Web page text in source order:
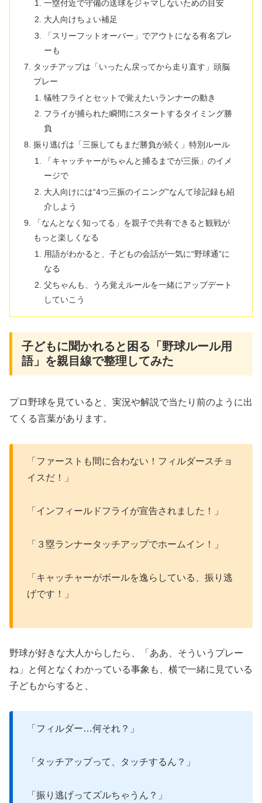
一塁付近で守備の送球をジャマしないための目安
大人向けちょい補足
「スリーフットオーバー」でアウトになる有名プレ
ーも
タッチアップは「いったん戻ってから走り直す」頭脳
プレー
犠牲フライとセットで覚えたいランナーの動き
フライが捕られた瞬間にスタートするタイミング勝
負
振り逃げは「三振してもまだ勝負が続く」特別ルール
「キャッチャーがちゃんと捕るまでが三振」のイメ
ージで
大人向けには“4つ三振のイニング”なんて珍記録も紹
介しよう
「なんとなく知ってる」を親子で共有できると観戦が
もっと楽しくなる
用語がわかると、子どもの会話が一気に“野球通”に
なる
父ちゃんも、うろ覚えルールを一緒にアップデート
していこう
子どもに聞かれると困る「野球ルール用
語」を親目線で整理してみた
プロ野球を見ていると、実況や解説で当たり前のように出
てくる言葉があります。
「ファーストも間に合わない！フィルダースチョ
イスだ！」
「インフィールドフライが宣告されました！」
「３塁ランナータッチアップでホームイン！」
「キャッチャーがボールを逸らしている、振り逃
げです！」
野球が好きな大人からしたら、「ああ、そういうプレー
ね」と何となくわかっている事象も、横で一緒に見ている
子どもからすると、
「フィルダー…何それ？」
「タッチアップって、タッチするん？」
「振り逃げってズルちゃうん？」